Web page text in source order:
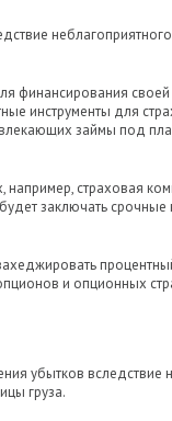
финансирования
инструменты для
займы под
например, страховая
заключать срочные
и опционных
убытков вследствие
груза.